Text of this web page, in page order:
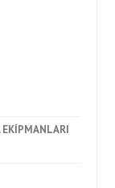
EKİPMANLARI